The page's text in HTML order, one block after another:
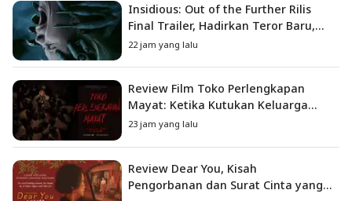
Insidious: Out of the Further Rilis
Final Trailer, Hadirkan Teror Baru,
Iblis Kini Masuk ke Dunia Manusia
22 jam yang lalu
Review Film Toko Perlengkapan
Mayat: Ketika Kutukan Keluarga
Menjadi Sumber Teror yang
23 jam yang lalu
Review Dear You, Kisah
Pengorbanan dan Surat Cinta yang